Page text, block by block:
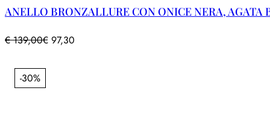
ANELLO BRONZALLURE CON ONICE NERA,
€139,00€ 97,30
-30%